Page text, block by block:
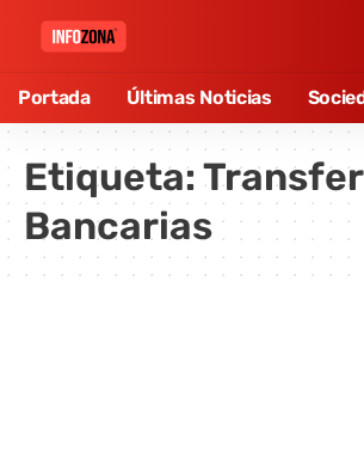
Portada Últimas Noticias
Etiqueta:
Bancarias